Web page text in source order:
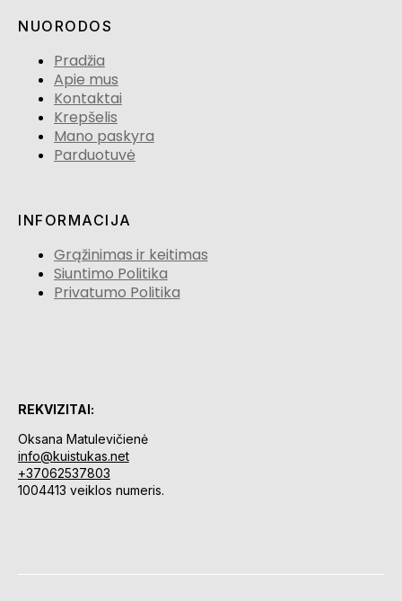
NUORODOS
Pradžia
Apie mus
Kontaktai
Krepšelis
Mano paskyra
Parduotuvė
INFORMACIJA
Grąžinimas ir keitimas
Siuntimo Politika
Privatumo Politika
REKVIZITAI:
Oksana Matulevičienė
info@kuistukas.net
+37062537803
1004413 veiklos numeris.